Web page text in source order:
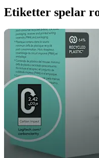
Etiketter spelar